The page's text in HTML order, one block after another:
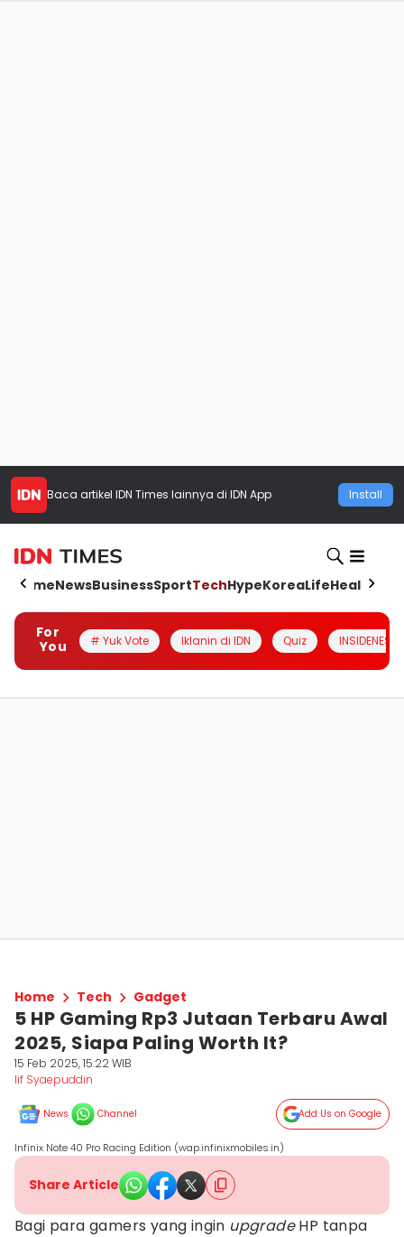
Baca artikel IDN Times lainnya di IDN App Install
HomeNewsBusinessSportTechHypeKoreaLifeHealth
For
You
# Yuk Vote Iklanin di IDN Quiz INSIDENESIA
Home Tech Gadget
5 HP Gaming Rp3 Jutaan Terbaru Awal
2025, Siapa Paling Worth It?
15 Feb 2025, 15:22 WIB
Iif Syaepuddin
News Channel Add Us on Google
Infinix Note 40 Pro Racing Edition (wap.infinixmobiles.in)
Share Article
Bagi para gamers yang ingin upgradeHP tanpa